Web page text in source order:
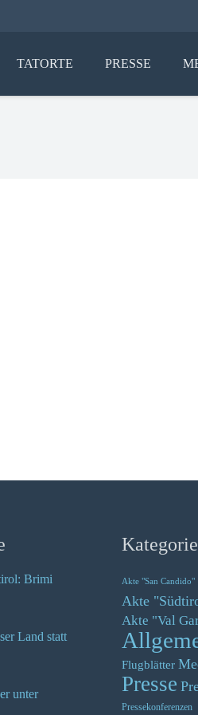
TATORTE PRESSE
Brimi
Land statt
unter
Akte "San Candido"
Akte
Akte "Val
Flugblätter
Presse
Pressekonferenzen